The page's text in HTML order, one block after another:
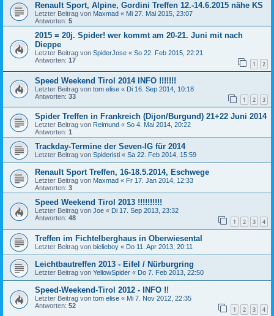
Renault Sport, Alpine, Gordini Treffen 12.-14.6.2015 nähe KS
Letzter Beitrag von Maxmad « Mi 27. Mai 2015, 23:07
Antworten: 5
2015 = 20j. Spider! wer kommt am 20-21. Juni mit nach
Dieppe
Letzter Beitrag von SpiderJose « So 22. Feb 2015, 22:21
Antworten: 17 1 2
Speed Weekend Tirol 2014 INFO !!!!!!!
Letzter Beitrag von tom elise « Di 16. Sep 2014, 10:18
Antworten: 33 1 2 3
Spider Treffen in Frankreich (Dijon/Burgund) 21+22 Juni 2014
Letzter Beitrag von Reimund « So 4. Mai 2014, 20:22
Antworten: 1
Trackday-Termine der Seven-IG für 2014
Letzter Beitrag von Spideristi « Sa 22. Feb 2014, 15:59
Renault Sport Treffen, 16-18.5.2014, Eschwege
Letzter Beitrag von Maxmad « Fr 17. Jan 2014, 12:33
Antworten: 3
Speed Weekend Tirol 2013 !!!!!!!!!!
Letzter Beitrag von Joe « Di 17. Sep 2013, 23:32
Antworten: 48 1 2 3 4
Treffen im Fichtelberghaus in Oberwiesental
Letzter Beitrag von bielieboy « Do 11. Apr 2013, 20:11
Leichtbautreffen 2013 - Eifel / Nürburgring
Letzter Beitrag von YellowSpider « Do 7. Feb 2013, 22:50
Speed-Weekend-Tirol 2012 - INFO !!
Letzter Beitrag von tom elise « Mi 7. Nov 2012, 22:35
Antworten: 52 1 2 3 4